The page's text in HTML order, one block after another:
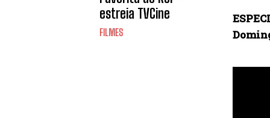
estreia TVCine
FILMES